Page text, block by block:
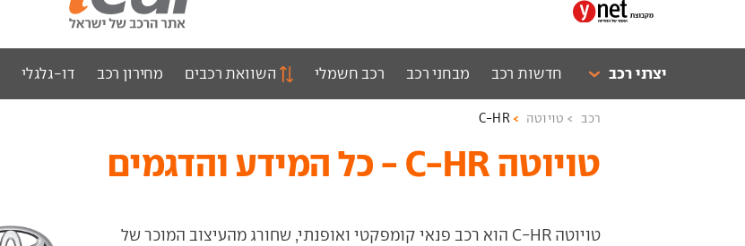
יצרני רכב חדשות רכב מבחני רכב רכב חשמלי השוואת רכבים מחירון רכב דו-גלגלי
רכב טויוטה C-HR
טויוטה C-HR - כל המידע והדגמים
טויוטה C-HR הוא רכב פנאי קומפקטי ואופנתי, שחורג מהעיצוב המוכר של